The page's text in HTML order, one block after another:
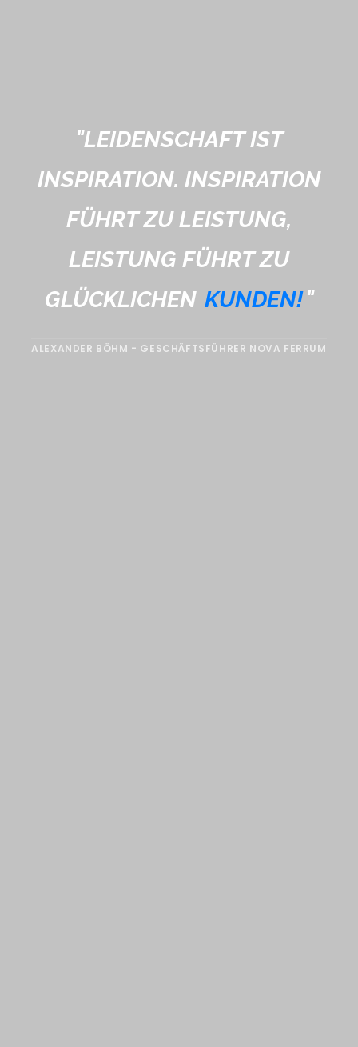
"LEIDENSCHAFT IST
INSPIRATION. INSPIRATION
FÜHRT ZU LEISTUNG,
LEISTUNG FÜHRT ZU
GLÜCKLICHEN KUNDEN!"
ALEXANDER BÖHM - GESCHÄFTSFÜHRER NOVA FERRUM